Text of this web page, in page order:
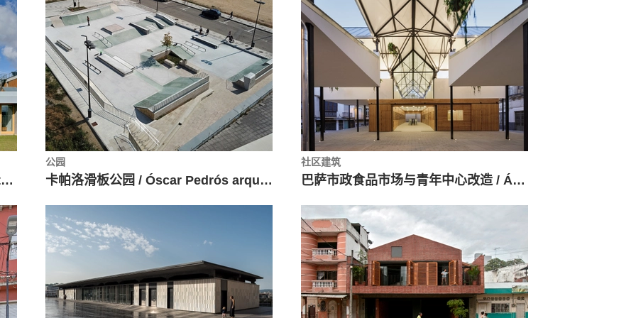
西班牙被动式养老院 / CSO arquitectura
公园
卡帕洛滑板公园 / Óscar Pedrós arquitecto
社区建筑
巴萨市政食品市场与青年中心改造 / Áono Arquitectura+Blanca Esteras Serrano